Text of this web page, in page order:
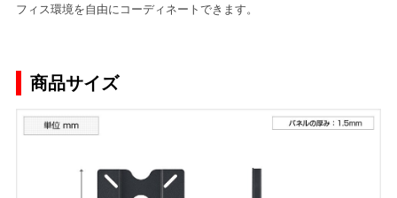
フィス環境を自由にコーディネートできます。
商品サイズ